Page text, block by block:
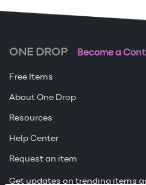
ONE DROP Become a
Free Items
About One Drop
Resources
Help Center
Request an item
Get updates on trending items